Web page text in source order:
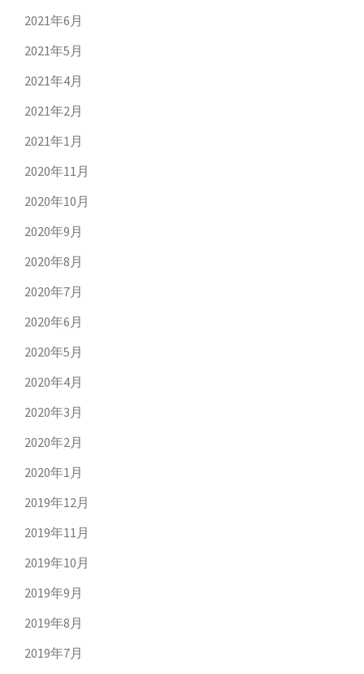
2021年6月
2021年5月
2021年4月
2021年2月
2021年1月
2020年11月
2020年10月
2020年9月
2020年8月
2020年7月
2020年6月
2020年5月
2020年4月
2020年3月
2020年2月
2020年1月
2019年12月
2019年11月
2019年10月
2019年9月
2019年8月
2019年7月